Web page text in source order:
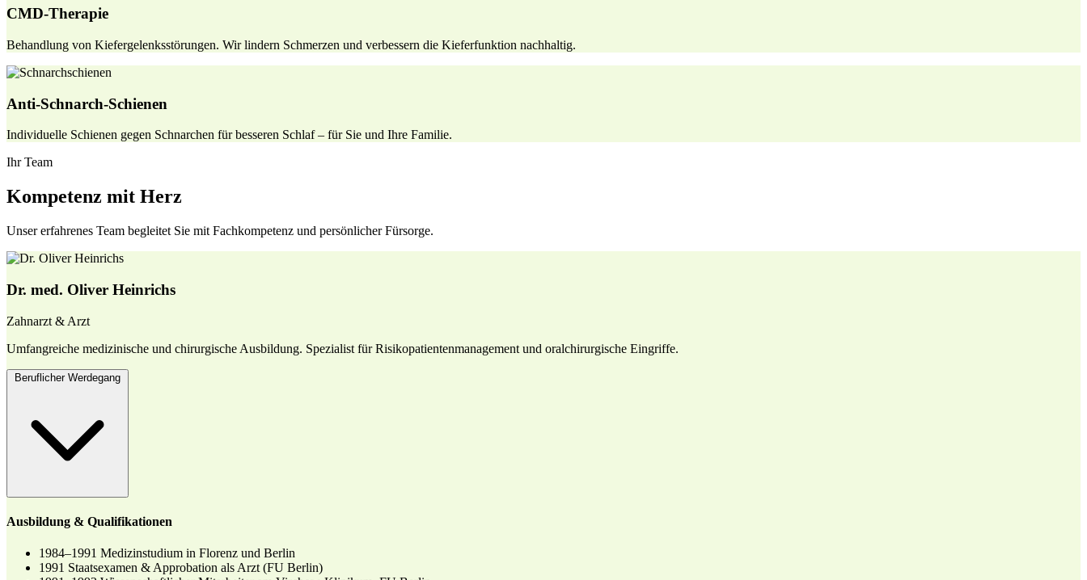
CMD-Therapie
Behandlung von Kiefergelenksstörungen. Wir lindern Schmerzen und verbessern die Kieferfunktion nachhaltig.
Anti-Schnarch-Schienen
Individuelle Schienen gegen Schnarchen für besseren Schlaf – für Sie und Ihre Familie.
Ihr Team
Kompetenz mit Herz
Unser erfahrenes Team begleitet Sie mit Fachkompetenz und persönlicher Fürsorge.
Dr. med. Oliver Heinrichs
Zahnarzt & Arzt
Umfangreiche medizinische und chirurgische Ausbildung. Spezialist für Risikopatientenmanagement und oralchirurgische Eingriffe.
Beruflicher Werdegang
Ausbildung & Qualifikationen
1984–1991 Medizinstudium in Florenz und Berlin
1991 Staatsexamen & Approbation als Arzt (FU Berlin)